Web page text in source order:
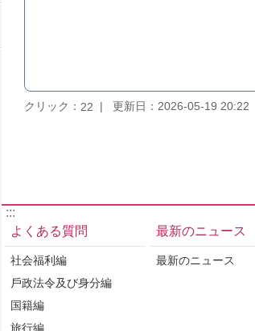
クリック： 22 更新日：2026-05-19 20:22
:::
よくある質問
社会福利編
戶政法令及び身分編
国籍編
旅行編
最新のニュース
最新のニュース